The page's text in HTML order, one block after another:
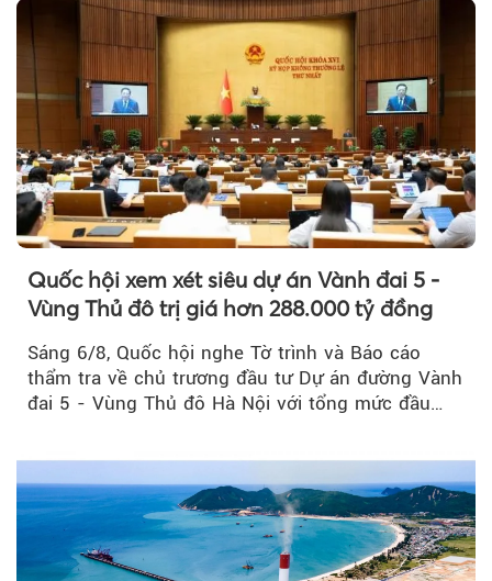
Quốc hội xem xét siêu dự án Vành đai 5 -
Vùng Thủ đô trị giá hơn 288.000 tỷ đồng
Sáng 6/8, Quốc hội nghe Tờ trình và Báo cáo
thẩm tra về chủ trương đầu tư Dự án đường Vành
đai 5 - Vùng Thủ đô Hà Nội với tổng mức đầu